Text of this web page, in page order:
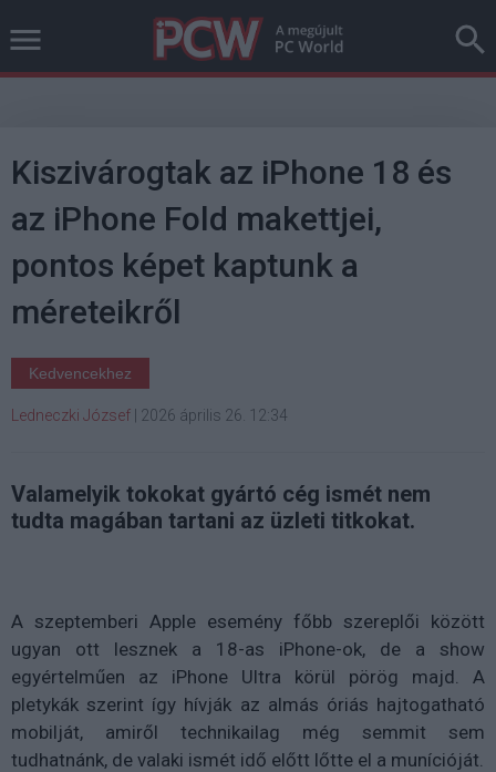
Kiszivárogtak az iPhone 18 és
az iPhone Fold makettjei,
pontos képet kaptunk a
méreteikről
Kedvencekhez
Ledneczki József 2026 április 26. 12:34
Valamelyik tokokat gyártó cég ismét nem
tudta magában tartani az üzleti titkokat.
A szeptemberi Apple esemény főbb szereplői között
ugyan ott lesznek a 18-as iPhone-ok, de a show
egyértelműen az iPhone Ultra körül pörög majd. A
pletykák szerint így hívják az almás óriás hajtogatható
mobilját, amiről technikailag még semmit sem
tudhatnánk, de valaki ismét idő előtt lőtte el a munícióját.